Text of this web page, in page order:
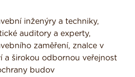
inženýry a techniky,
auditory a experty,
zaměření, znalce v
a širokou odbornou veřejnost
budov